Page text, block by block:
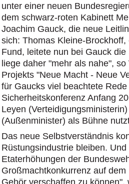
unter einer neuen
dem schwarz-roten Kabinett
Joachim Gauck, die neue
sich: Thomas Kleine-
Fund, leitete nun bei Gauck
liege daher "mehr als nahe",
Projekts "Neue Macht - Neue
für Gaucks viel beachtete
Sicherheitskonferenz Anfang
Leyen
(Außenminister) als Bühne
Das neue Selbstverständnis
Rüstungsindustrie bleiben.
Etaterhöhungen der
Großmachtkonkurrenz auf
Gehör verschaffen zu